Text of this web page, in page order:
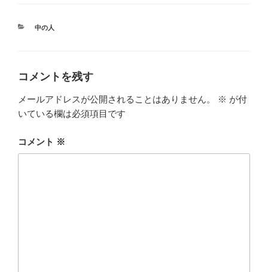
カ
中の人
コメントを残す
メールアドレスが公開されることはありません。 ※ が付
いている欄は必須項目です
コメント ※